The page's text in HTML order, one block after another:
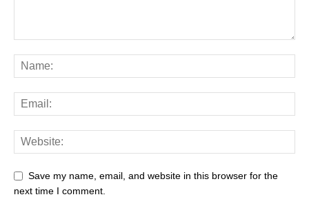
Save my name, email, and website in this browser for the
next time I comment.